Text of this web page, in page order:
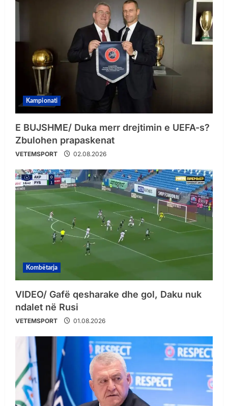
Kampionati
E BUJSHME/ Duka merr drejtimin e UEFA-s?
Zbulohen prapaskenat
VETEMSPORT 02.08.2026
Kombëtarja
VIDEO/ Gafë qesharake dhe gol, Daku nuk
ndalet në Rusi
VETEMSPORT 01.08.2026